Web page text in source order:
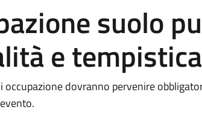
suolo
e
occupazione dovranno pervenire